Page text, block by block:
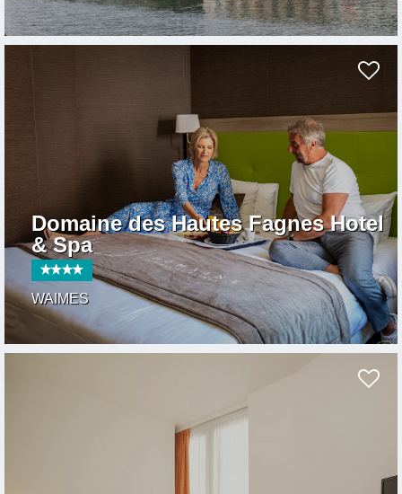
Domaine des Hautes Fagnes Hotel
& Spa
WAIMES